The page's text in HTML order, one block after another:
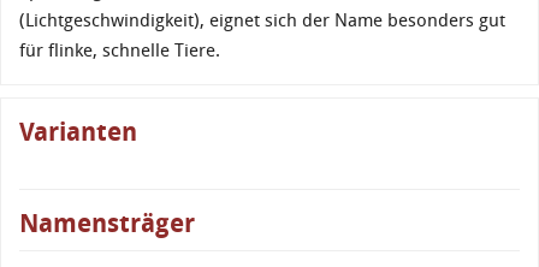
(Lichtgeschwindigkeit), eignet sich der Name besonders gut
für flinke, schnelle Tiere.
Varianten
Namensträger